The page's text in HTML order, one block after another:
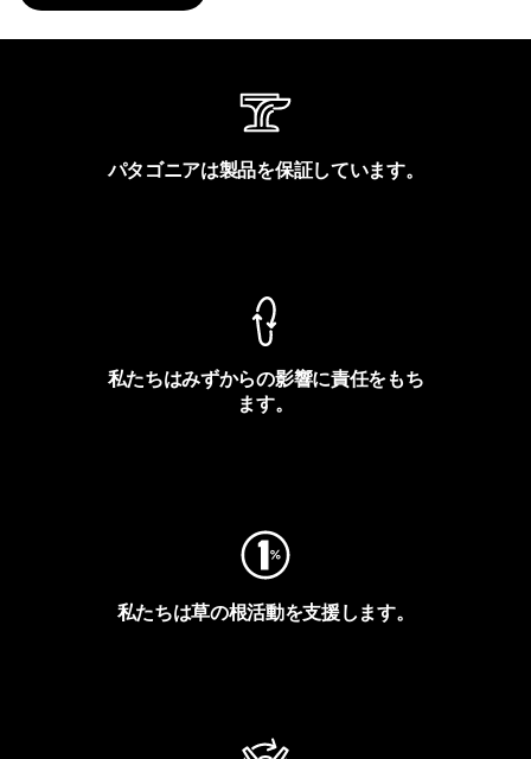
パタゴニアは製品を保証しています。
私たちはみずからの影響に責任をもち
ます。
私たちは草の根活動を支援します。